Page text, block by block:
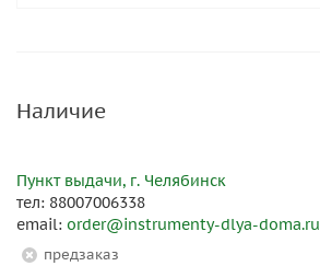
Наличие
Пункт выдачи, г. Челябинск
тел: 88007006338
email: order@instrumenty-dlya-doma.ru
Предзаказ